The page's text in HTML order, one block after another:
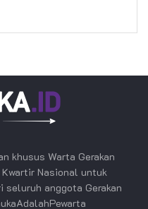
khusus Warta Gerakan
Nasional untuk
seluruh anggota Gerakan